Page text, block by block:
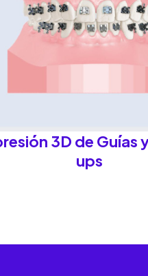
3D de Guías
ups